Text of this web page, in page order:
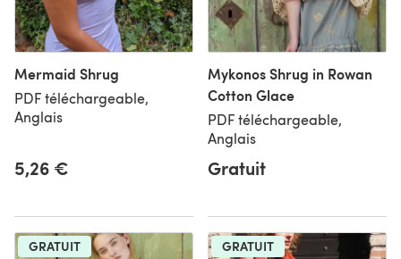
Mermaid Shrug
PDF téléchargeable,
Anglais
5,26 €
Mykonos Shrug in Rowan
Cotton Glace
PDF téléchargeable,
Anglais
Gratuit
GRATUIT GRATUIT